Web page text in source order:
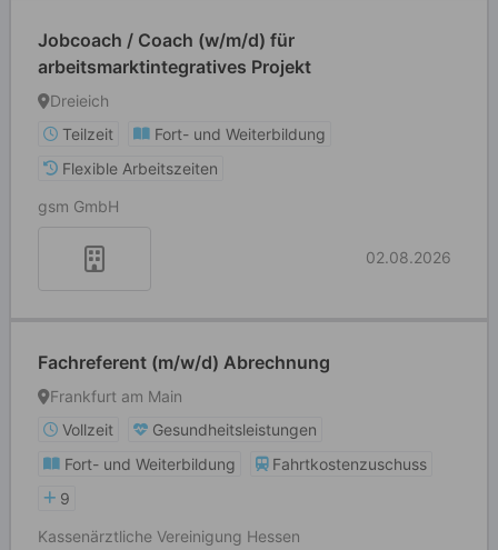
Jobcoach / Coach (w/m/d) für
arbeitsmarktintegratives Projekt
Dreieich
Teilzeit
Fort- und Weiterbildung
Flexible Arbeitszeiten
gsm GmbH
02.08.2026
Fachreferent (m/w/d) Abrechnung
Frankfurt am Main
Vollzeit
Gesundheitsleistungen
Fort- und Weiterbildung
Fahrtkostenzuschuss
9
Kassenärztliche Vereinigung Hessen